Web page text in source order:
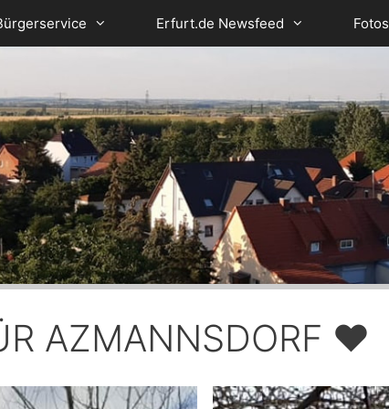
Erfurt.de Newsfeed Fotos
AZMANNSDORF ♥️